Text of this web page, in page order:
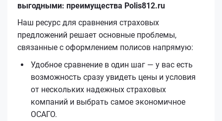
выгодными: преимущества Polis812.ru
Наш ресурс для сравнения страховых
предложений решает основные проблемы,
связанные с оформлением полисов напрямую:
Удобное сравнение в один шаг — у вас есть
возможность сразу увидеть цены и условия
от нескольких надежных страховых
компаний и выбрать самое экономичное
ОСАГО.